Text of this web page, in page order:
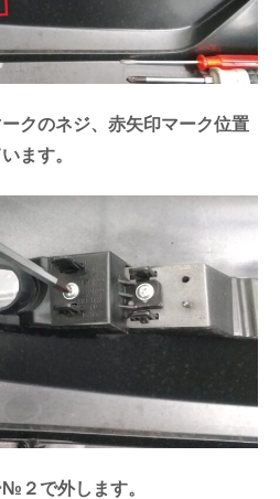
クのネジ、赤矢印マーク位置
ます。
２で外します。